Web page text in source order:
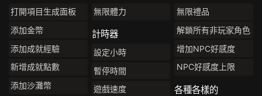
打開項目生成面板
添加金幣
添加成就經驗
新增成就點數
添加沙灘幣
無限體力
計時器
設定小時
暫停時間
遊戲速度
無限禮品
解鎖所有非玩家角色
增加NPC好感度
NPC好感度上限
各種各樣的